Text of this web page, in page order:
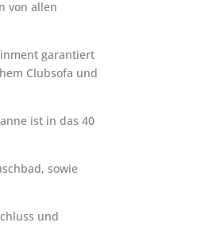
von allen
garantiert
Clubsofa und
ist in das 40
sowie
und